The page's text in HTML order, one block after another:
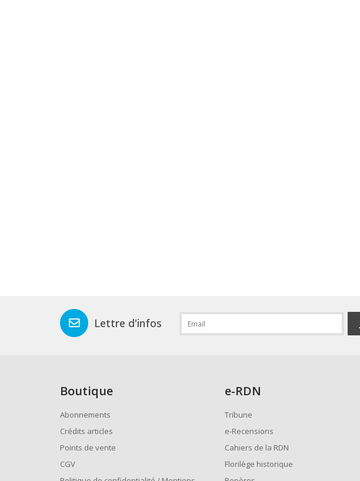
Lettre d'infos
Boutique
Abonnements
Crédits articles
Points de vente
CGV
e-RDN
Tribune
e-Recensions
Cahiers de la RDN
Florilège historique